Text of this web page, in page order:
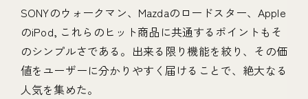
SONYのウォークマン、Mazdaのロードスター、Apple
のiPod, これらのヒット商品に共通するポイントもそ
のシンプルさである。出来る限り機能を絞り、その価
値をユーザーに分かりやすく届けることで、絶大なる
人気を集めた。